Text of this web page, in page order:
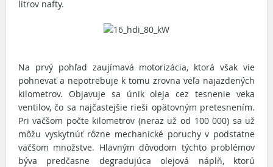
litrov nafty.
Na prvý pohľad zaujímavá motorizácia, ktorá však vie
pohnevať a nepotrebuje k tomu zrovna veľa najazdených
kilometrov. Objavuje sa únik oleja cez tesnenie veka
ventilov, čo sa najčastejšie rieši opätovným pretesnením.
Pri väčšom počte kilometrov (neraz už od 100 000) sa už
môžu vyskytnúť rôzne mechanické poruchy v podstatne
väčšom množstve. Hlavným dôvodom týchto problémov
býva predčasne degradujúca olejová náplň, ktorú